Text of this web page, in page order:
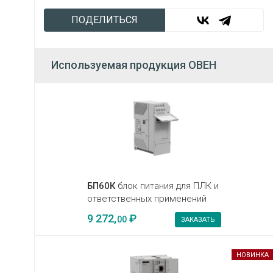
ПОДЕЛИТЬСЯ
Используемая продукция ОВЕН
БП60Кблок питания для ПЛК и
ответственных применений
9 272,00 ₽ ЗАКАЗАТЬ
НОВИНКА